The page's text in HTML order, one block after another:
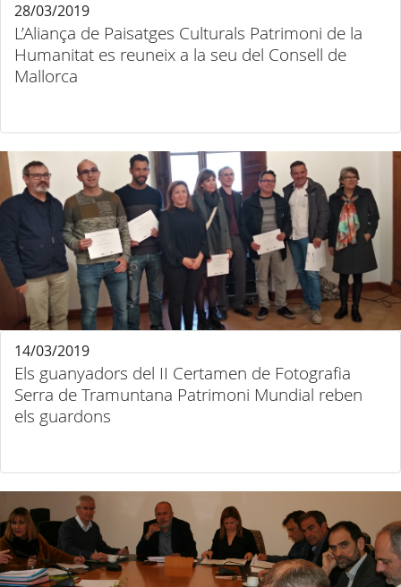
L’Aliança de Paisatges Culturals Patrimoni de la
Humanitat es reuneix a la seu del Consell de
Mallorca
28/03/2019
Els guanyadors del II Certamen de Fotografia
Serra de Tramuntana Patrimoni Mundial reben
els guardons
14/03/2019